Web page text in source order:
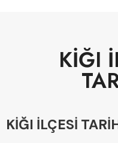
KİĞI
KİĞI İLÇESİ